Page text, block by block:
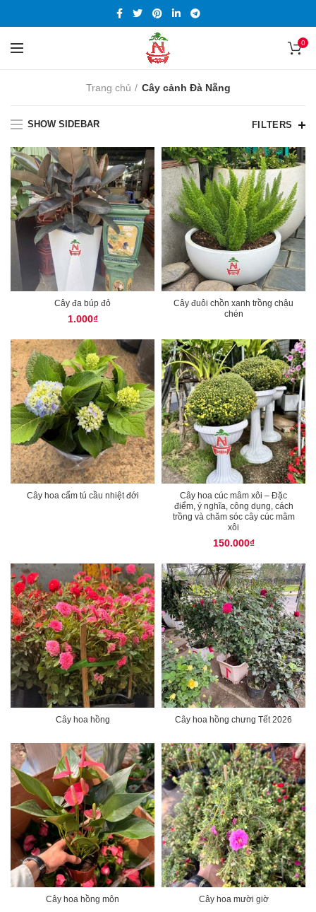
0
Trang chủ Cây cảnh Đà Nẵng
SHOW SIDEBAR FILTERS
Cây đa búp đỏ
1.000₫
Cây đuôi chồn xanh trồng chậu
chén
Cây hoa cẩm tú cầu nhiệt đới
Cây hoa cúc mâm xôi – Đặc
điểm, ý nghĩa, công dụng, cách
trồng và chăm sóc cây cúc mâm
xôi
150.000₫
Cây hoa hồng Cây hoa hồng chưng Tết 2026
Cây hoa hồng môn Cây hoa mười giờ